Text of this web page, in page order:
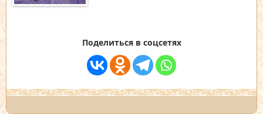
Поделиться в соцсетях